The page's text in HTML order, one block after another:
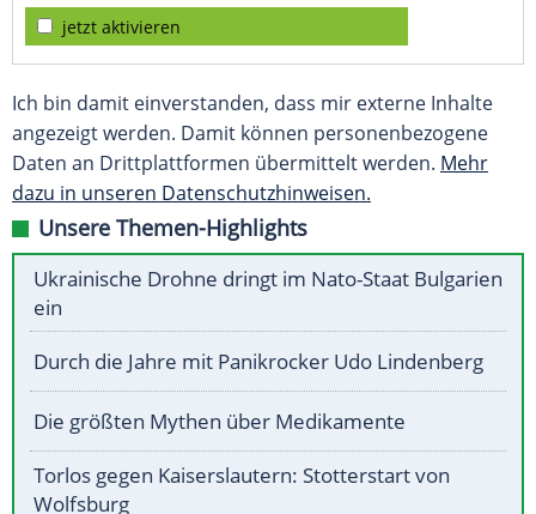
jetzt aktivieren
Ich bin damit einverstanden, dass mir externe Inhalte
angezeigt werden. Damit können personenbezogene
Daten an Drittplattformen übermittelt werden. Mehr
dazu in unseren Datenschutzhinweisen.
Unsere Themen-Highlights
Ukrainische Drohne dringt im Nato-Staat Bulgarien
ein
Durch die Jahre mit Panikrocker Udo Lindenberg
Die größten Mythen über Medikamente
Torlos gegen Kaiserslautern: Stotterstart von
Wolfsburg